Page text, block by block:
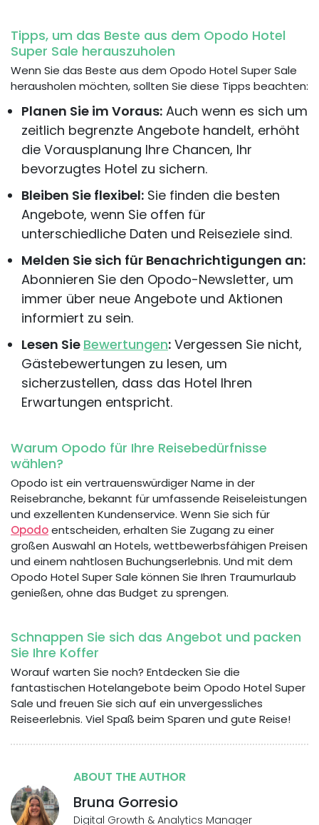
Tipps, um das Beste aus dem Opodo Hotel
Super Sale herauszuholen
Wenn Sie das Beste aus dem Opodo Hotel Super Sale
herausholen möchten, sollten Sie diese Tipps beachten:
Planen Sie im Voraus: Auch wenn es sich um
zeitlich begrenzte Angebote handelt, erhöht
die Vorausplanung Ihre Chancen, Ihr
bevorzugtes Hotel zu sichern.
Bleiben Sie flexibel: Sie finden die besten
Angebote, wenn Sie offen für
unterschiedliche Daten und Reiseziele sind.
Melden Sie sich für Benachrichtigungen an:
Abonnieren Sie den Opodo-Newsletter, um
immer über neue Angebote und Aktionen
informiert zu sein.
Lesen Sie Bewertungen: Vergessen Sie nicht,
Gästebewertungen zu lesen, um
sicherzustellen, dass das Hotel Ihren
Erwartungen entspricht.
Warum Opodo für Ihre Reisebedürfnisse
wählen?
Opodo ist ein vertrauenswürdiger Name in der
Reisebranche, bekannt für umfassende Reiseleistungen
und exzellenten Kundenservice. Wenn Sie sich für
Opodoentscheiden, erhalten Sie Zugang zu einer
großen Auswahl an Hotels, wettbewerbsfähigen Preisen
und einem nahtlosen Buchungserlebnis. Und mit dem
Opodo Hotel Super Sale können Sie Ihren Traumurlaub
genießen, ohne das Budget zu sprengen.
Schnappen Sie sich das Angebot und packen
Sie Ihre Koffer
Worauf warten Sie noch? Entdecken Sie die
fantastischen Hotelangebote beim Opodo Hotel Super
Sale und freuen Sie sich auf ein unvergessliches
Reiseerlebnis. Viel Spaß beim Sparen und gute Reise!
ABOUT THE AUTHOR
Bruna Gorresio
Digital Growth & Analytics Manager